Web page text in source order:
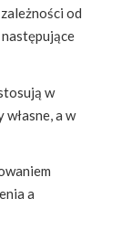
od
w
a w
a